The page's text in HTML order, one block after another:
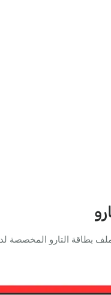
بطاقة التارو المخصصة